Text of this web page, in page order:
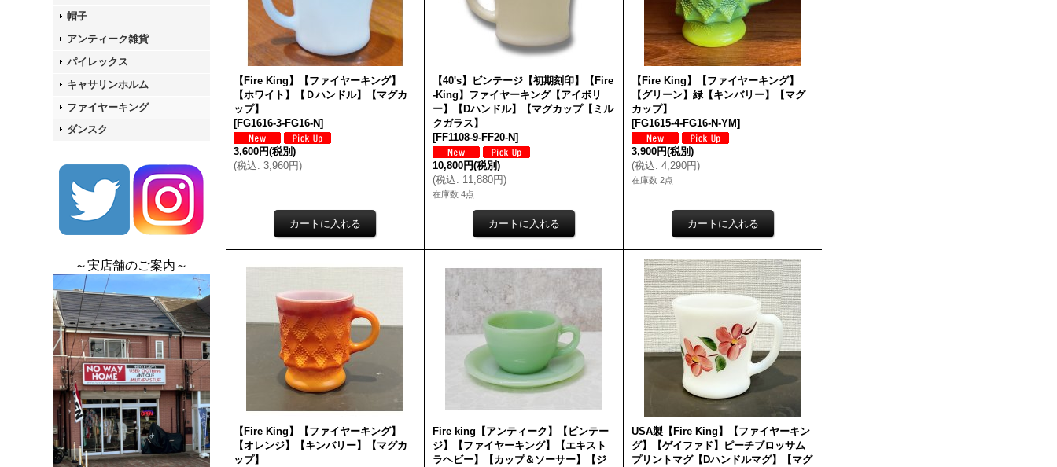
帽子
アンティーク雑貨
パイレックス
キャサリンホルム
ファイヤーキング
ダンスク
～実店舗のご案内～
【Fire King】【ファイヤーキング】
【ホワイト】【Ｄハンドル】【マグカ
ップ】
[FG1616-3-FG16-N]
3,600円(税別)
(税込: 3,960円)
【40's】ビンテージ【初期刻印】【Fire
-King】ファイヤーキング【アイボリ
ー】【Dハンドル】【マグカップ【ミル
クガラス】
[FF1108-9-FF20-N]
10,800円(税別)
(税込: 11,880円)
在庫数 4点
【Fire King】【ファイヤーキング】
【グリーン】緑【キンバリー】【マグ
カップ】
[FG1615-4-FG16-N-YM]
3,900円(税別)
(税込: 4,290円)
在庫数 2点
【Fire King】【ファイヤーキング】
【オレンジ】【キンバリー】【マグカ
ップ】
Fire king【アンティーク】【ビンテー
ジ】【ファイヤーキング】【エキスト
ラヘビー】【カップ＆ソーサー】【ジ
USA製【Fire King】【ファイヤーキン
グ】【ゲイファド】ピーチブロッサム
プリントマグ【Dハンドルマグ】【マグ